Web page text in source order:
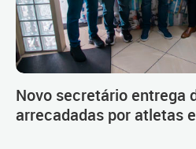
Novo secretário entrega
arrecadadas por atletas